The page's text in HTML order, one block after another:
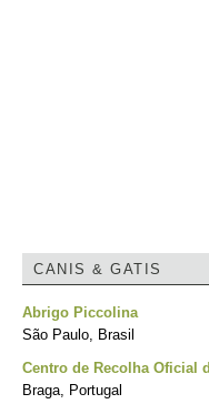
CANIS & GATIS
Abrigo Piccolina
São Paulo, Brasil
Centro de Recolha Oficial
Braga, Portugal